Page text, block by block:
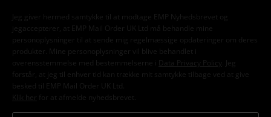
Jeg giver hermed samtykke til at modtage EMP Nyhedsbrevet og
jegaccepterer, at EMP Mail Order UK Ltd må behandle mine
personoplysninger til at sende mig regelmæssige opdateringer om deres
produkter. Mine personoplysninger vil blive behandlet i
overensstemmelse med bestemmelserne i
Data Privacy Policy
. Jeg
forstår, at jeg til enhver tid kan trække mit samtykke tilbage ved at give
besked til EMP Mail Order UK Ltd.
Klik her
for at afmelde nyhedsbrevet.